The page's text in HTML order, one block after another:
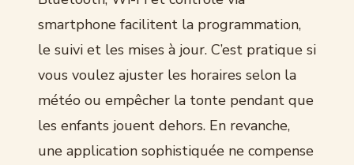
smartphone facilitent la programmation,
le suivi et les mises à jour. C’est pratique si
vous voulez ajuster les horaires selon la
météo ou empêcher la tonte pendant que
les enfants jouent dehors. En revanche,
une application sophistiquée ne compense